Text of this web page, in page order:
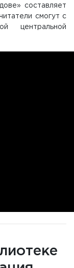
составляет
смогут с
центральной